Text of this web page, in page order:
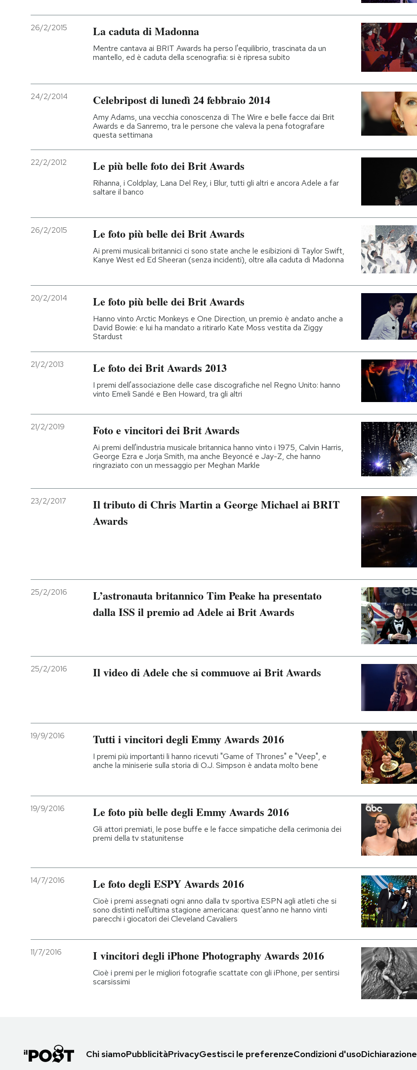
26/2/2015 La caduta di Madonna
Mentre cantava ai BRIT Awards ha perso l'equilibrio, trascinata da un
mantello, ed è caduta della scenografia: si è ripresa subito
24/2/2014 Celebripost di lunedì 24 febbraio 2014
Amy Adams, una vecchia conoscenza di The Wire e belle facce dai Brit
Awards e da Sanremo, tra le persone che valeva la pena fotografare
questa settimana
22/2/2012 Le più belle foto dei Brit Awards
Rihanna, i Coldplay, Lana Del Rey, i Blur, tutti gli altri e ancora Adele a far
saltare il banco
26/2/2015 Le foto più belle dei Brit Awards
Ai premi musicali britannici ci sono state anche le esibizioni di Taylor Swift,
Kanye West ed Ed Sheeran (senza incidenti), oltre alla caduta di Madonna
20/2/2014 Le foto più belle dei Brit Awards
Hanno vinto Arctic Monkeys e One Direction, un premio è andato anche a
David Bowie: e lui ha mandato a ritirarlo Kate Moss vestita da Ziggy
Stardust
21/2/2013 Le foto dei Brit Awards 2013
I premi dell'associazione delle case discografiche nel Regno Unito: hanno
vinto Emeli Sandé e Ben Howard, tra gli altri
21/2/2019 Foto e vincitori dei Brit Awards
Ai premi dell'industria musicale britannica hanno vinto i 1975, Calvin Harris,
George Ezra e Jorja Smith, ma anche Beyoncé e Jay-Z, che hanno
ringraziato con un messaggio per Meghan Markle
23/2/2017
Il tributo di Chris Martin a George Michael ai BRIT
Awards
25/2/2016
L’astronauta britannico Tim Peake ha presentato
dalla ISS il premio ad Adele ai Brit Awards
25/2/2016 Il video di Adele che si commuove ai Brit Awards
19/9/2016 Tutti i vincitori degli Emmy Awards 2016
I premi più importanti li hanno ricevuti "Game of Thrones" e "Veep", e
anche la miniserie sulla storia di O.J. Simpson è andata molto bene
19/9/2016 Le foto più belle degli Emmy Awards 2016
Gli attori premiati, le pose buffe e le facce simpatiche della cerimonia dei
premi della tv statunitense
14/7/2016 Le foto degli ESPY Awards 2016
Cioè i premi assegnati ogni anno dalla tv sportiva ESPN agli atleti che si
sono distinti nell'ultima stagione americana: quest'anno ne hanno vinti
parecchi i giocatori dei Cleveland Cavaliers
11/7/2016 I vincitori degli iPhone Photography Awards 2016
Cioè i premi per le migliori fotografie scattate con gli iPhone, per sentirsi
scarsissimi
Chi siamoPubblicitàPrivacyGestisci le preferenzeCondizioni d'uso